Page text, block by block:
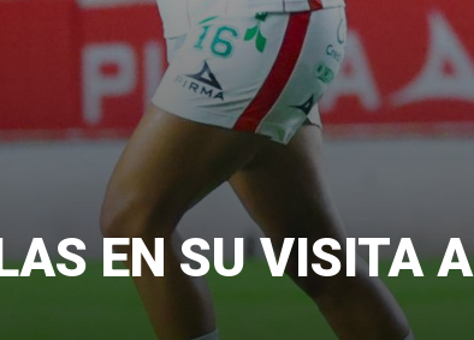
EN SU VISITA A